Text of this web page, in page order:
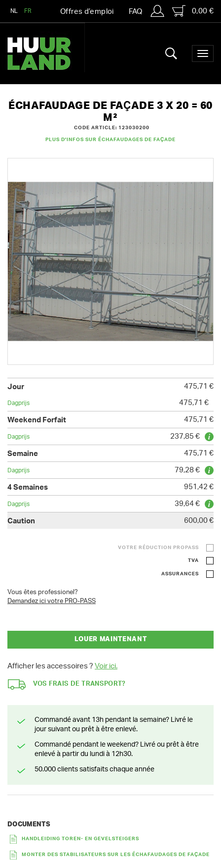
NL FR Offres d’emploi FAQ 0,00 €
ÉCHAFAUDAGE DE FAÇADE 3 X 20 = 60
M²
CODE ARTICLE: 123030200
PLUS D'INFOS SUR ÉCHAFAUDAGES DE FAÇADE
475,71 €
475,71 €
475,71 €
237,85 €
475,71 €
79,28 €
951,42 €
39,64 €
600,00 €
VOTRE RÉDUCTION PROPASS
TVA
ASSURANCES
Vous êtes professionel?
Demandez ici votre PRO-PASS
LOUER MAINTENANT
Afficher les accessoires ? Voir ici.
VOS FRAIS DE TRANSPORT?
Commandé avant 13h pendant la semaine? Livré le
jour suivant ou prêt à être enlevé.
Commandé pendant le weekend? Livré ou prêt à être
enlevé à partir du lundi à 12h30.
50.000 clients satisfaits chaque année
DOCUMENTS
HANDLEIDING TOREN- EN GEVELSTEIGERS
MONTER DES STABILISATEURS SUR LES ÉCHAFAUDAGES DE FAÇADE